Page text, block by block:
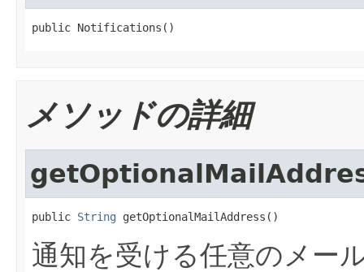
public Notifications()
メソッドの詳細
public String getOptionalMailAddress()
通知を受ける任意のメー